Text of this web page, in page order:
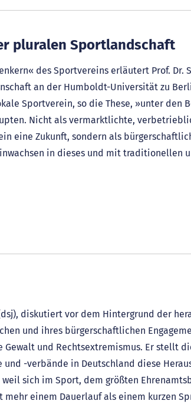
pluralen Sportlandschaft
des Sportvereins erläutert Prof. Dr.
an der Humboldt-Universität zu
Sportverein, so die These, »unter den
Nicht als vermarktlichte,
eine Zukunft, sondern als
in dieses und mit traditionellen
diskutiert vor dem Hintergrund der
und ihres bürgerschaftlichen
und Rechtsextremismus. Er stellt
-verbände in Deutschland diese
sich im Sport, dem größten
einem Dauerlauf als einem kurzen